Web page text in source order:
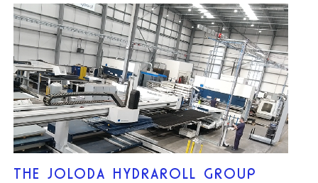
THE JOLODA HYDRAROLL GROUP